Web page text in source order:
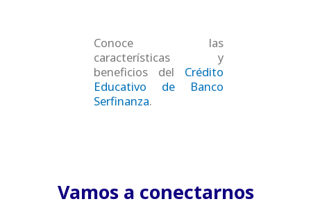
Conoce las
características y
beneficios del Crédito
Educativo de Banco
Serfinanza.
Vamos a conectarnos